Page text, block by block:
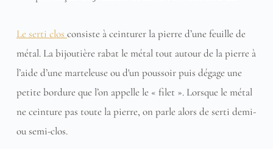
Le serti clos consiste à ceinturer la pierre d’une feuille de
métal. La bijoutière rabat le métal tout autour de la pierre à
l’aide d’une marteleuse ou d'un poussoir puis dégage une
petite bordure que l’on appelle le « filet ». Lorsque le métal
ne ceinture pas toute la pierre, on parle alors de serti demi-
ou semi-clos.